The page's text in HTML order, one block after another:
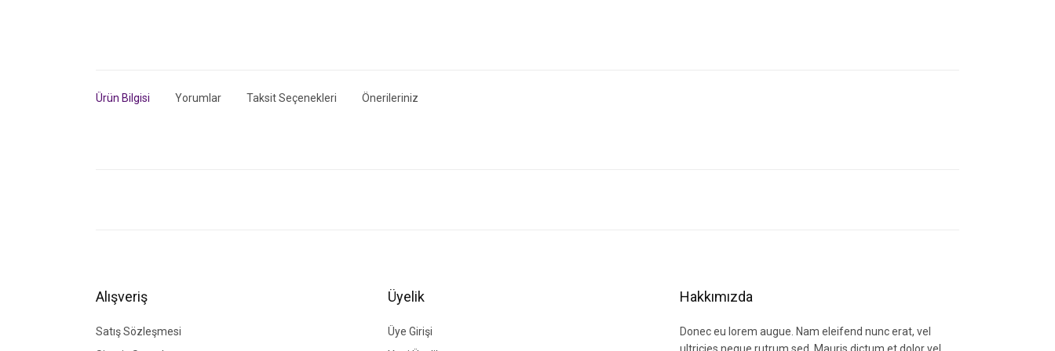
Ürün Bilgisi Yorumlar Taksit Seçenekleri Önerileriniz
Ürün fiyatı diğer sitelerden daha pahalı.
Bu ürüne benzer farklı alternatifler olmalı.
Alışveriş
Satış Sözleşmesi
Üyelik
Üye Girişi
Hakkımızda
Donec eu lorem augue. Nam eleifend nunc erat, vel